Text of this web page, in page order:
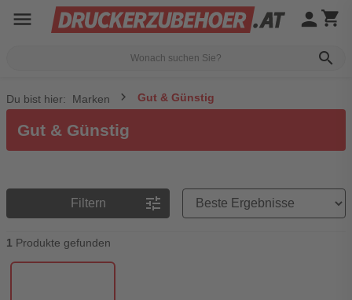
menu
search
person shopping_cart
Du bist hier: Marken Gut & Günstig
Gut & Günstig
Filtern tune
Preisreihenfolge
1 Produkte gefunden